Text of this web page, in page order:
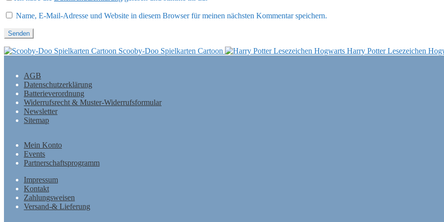
Name, E-Mail-Adresse und Website in diesem Browser für meinen nächsten Kommentar speichern.
Scooby-Doo Spielkarten Cartoon Harry Potter Lesezeichen
AGB
Datenschutzerklärung
Batterieverordnung
Widerrufsrecht & Muster-Widerrufsformular
Newsletter
Sitemap
Mein Konto
Events
Partnerschaftsprogramm
Impressum
Kontakt
Zahlungsweisen
Versand-& Lieferung